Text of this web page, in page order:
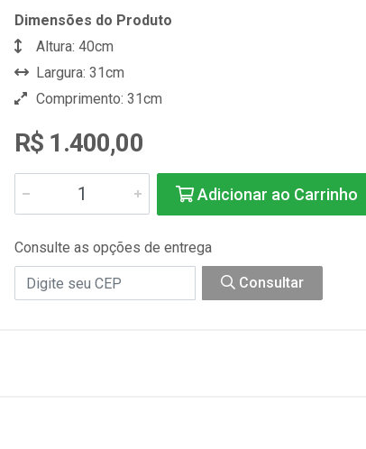
Dimensões do Produto
Altura: 40cm
Largura: 31cm
Comprimento: 31cm
R$ 1.400,00
Adicionar ao Carrinho
Consulte as opções de entrega
Consultar